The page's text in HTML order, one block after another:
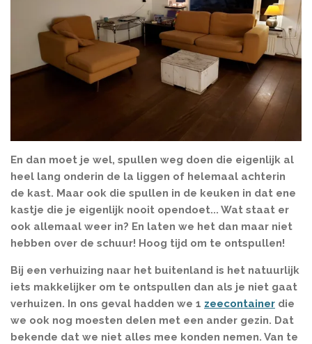
En dan moet je wel, spullen weg doen die eigenlijk al
heel lang onderin de la liggen of helemaal achterin
de kast. Maar ook die spullen in de keuken in dat ene
kastje die je eigenlijk nooit opendoet... Wat staat er
ook allemaal weer in? En laten we het dan maar niet
hebben over de schuur! Hoog tijd om te ontspullen!
Bij een verhuizing naar het buitenland is het natuurlijk
iets makkelijker om te ontspullen dan als je niet gaat
verhuizen. In ons geval hadden we 1 zeecontainer die
we ook nog moesten delen met een ander gezin. Dat
bekende dat we niet alles mee konden nemen. Van te